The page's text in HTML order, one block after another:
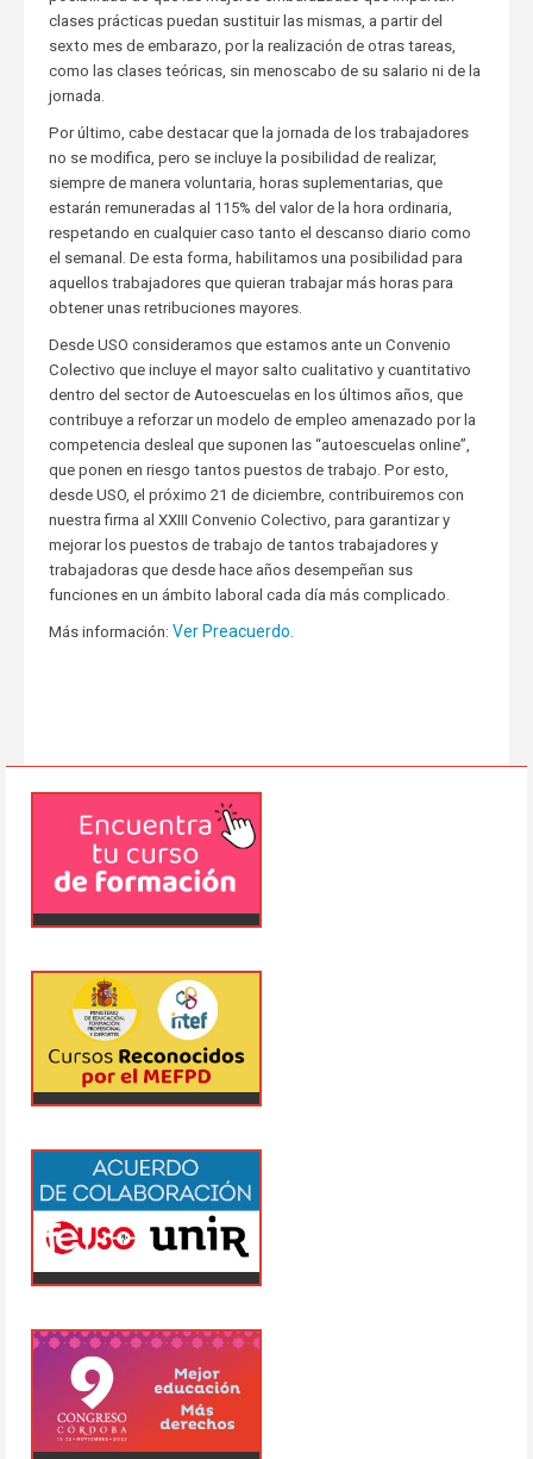
clases prácticas puedan sustituir las mismas, a partir del
sexto mes de embarazo, por la realización de otras tareas,
como las clases teóricas, sin menoscabo de su salario ni de la
jornada.
Por último, cabe destacar que la jornada de los trabajadores
no se modifica, pero se incluye la posibilidad de realizar,
siempre de manera voluntaria, horas suplementarias, que
estarán remuneradas al 115% del valor de la hora ordinaria,
respetando en cualquier caso tanto el descanso diario como
el semanal. De esta forma, habilitamos una posibilidad para
aquellos trabajadores que quieran trabajar más horas para
obtener unas retribuciones mayores.
Desde USO consideramos que estamos ante un Convenio
Colectivo que incluye el mayor salto cualitativo y cuantitativo
dentro del sector de Autoescuelas en los últimos años, que
contribuye a reforzar un modelo de empleo amenazado por la
competencia desleal que suponen las “autoescuelas online”,
que ponen en riesgo tantos puestos de trabajo. Por esto,
desde USO, el próximo 21 de diciembre, contribuiremos con
nuestra firma al XXIII Convenio Colectivo, para garantizar y
mejorar los puestos de trabajo de tantos trabajadores y
trabajadoras que desde hace años desempeñan sus
funciones en un ámbito laboral cada día más complicado.
Más información: Ver Preacuerdo.